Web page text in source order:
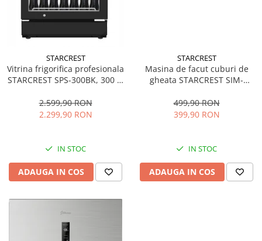
STARCREST
Vitrina frigorifica profesionala
STARCREST SPS-300BK, 300 L,
LED, H 169.5 cm, Negru
2.599,90 RON
2.299,90 RON
IN STOC
ADAUGA IN COS
STARCREST
Masina de facut cuburi de
gheata STARCREST SIM-
12Kg/24h, Cos gheata
detasabil, Rezervor apa 0.8 l,
499,90 RON
399,90 RON
IN STOC
ADAUGA IN COS